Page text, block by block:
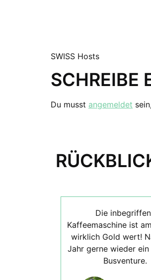
SWISS Hosts
SCHREIBE
Du musst angemeldet
Die
Kaffeemaschine ist
wirklich Gold wert!
Jahr gerne wieder
Busventure.